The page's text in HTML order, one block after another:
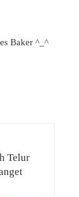
Baker ^_^
Telur